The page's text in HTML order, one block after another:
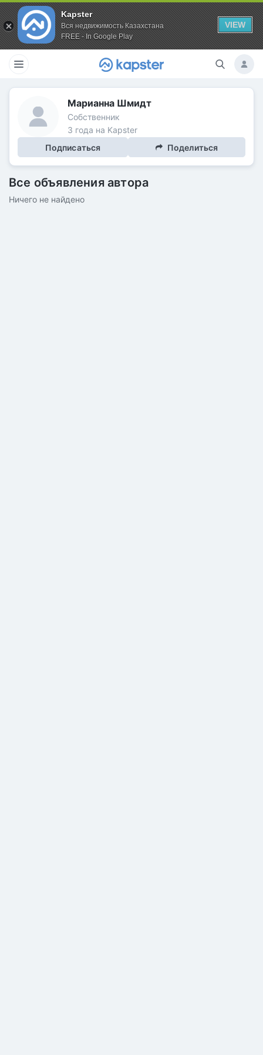
Kapster
Вся недвижимость Казахстана
FREE - In Google Play
VIEW
Марианна Шмидт
Собственник
3 года на Kapster
Подписаться
Поделиться
Все объявления автора
Ничего не найдено